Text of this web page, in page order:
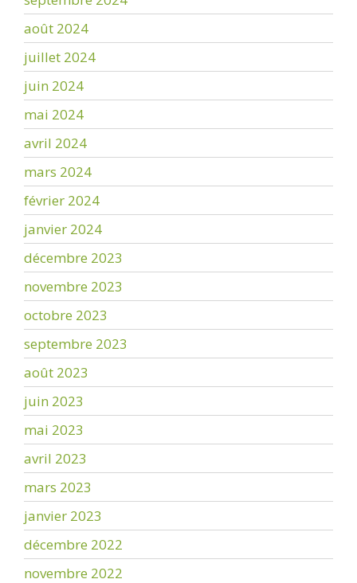
août 2024
juillet 2024
juin 2024
mai 2024
avril 2024
mars 2024
février 2024
janvier 2024
décembre 2023
novembre 2023
octobre 2023
septembre 2023
août 2023
juin 2023
mai 2023
avril 2023
mars 2023
janvier 2023
décembre 2022
novembre 2022